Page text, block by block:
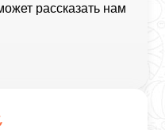
рассказать нам